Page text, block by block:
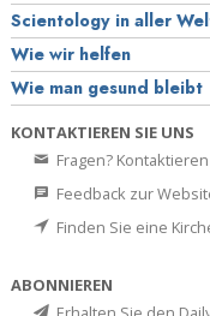
Scientology in aller
Wie wir helfen
Wie man gesund bleibt
KONTAKTIEREN SIE UNS
Fragen?
Feedback zur
Finden Sie eine
ABONNIEREN